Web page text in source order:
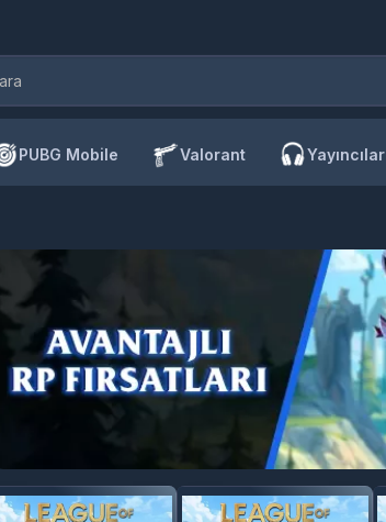
PUBG Mobile Valorant Yayıncılar